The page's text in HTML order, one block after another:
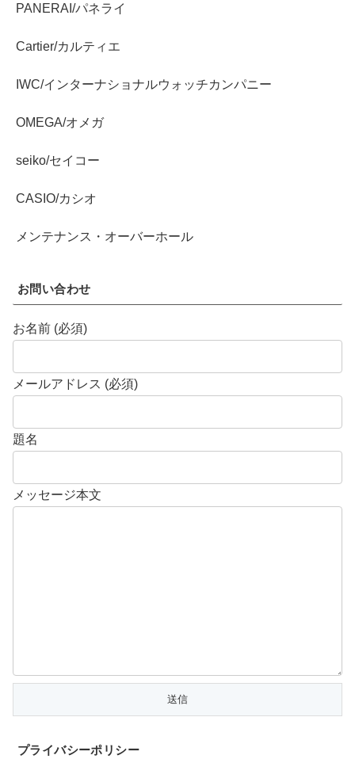
PANERAI/パネライ
Cartier/カルティエ
IWC/インターナショナルウォッチカンパニー
OMEGA/オメガ
seiko/セイコー
CASIO/カシオ
メンテナンス・オーバーホール
お問い合わせ
お名前 (必須)
メールアドレス (必須)
題名
メッセージ本文
プライバシーポリシー